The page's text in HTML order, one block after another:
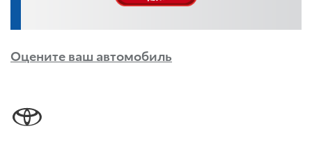
Оцените ваш автомобиль